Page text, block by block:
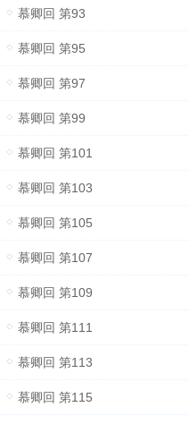
慕卿回 第93
慕卿回 第95
慕卿回 第97
慕卿回 第99
慕卿回 第101
慕卿回 第103
慕卿回 第105
慕卿回 第107
慕卿回 第109
慕卿回 第111
慕卿回 第113
慕卿回 第115